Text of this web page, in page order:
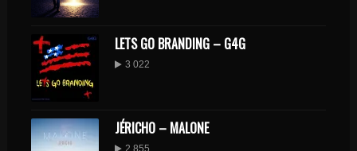
LETS GO BRANDING – G4G
3 022
JÉRICHO – MALONE
2 855